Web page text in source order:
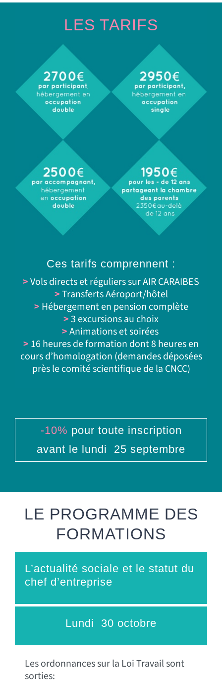
LES TARIFS
Ces tarifs comprennent :
>Vols directs et réguliers sur AIR CARAIBES
>Transferts Aéroport/hôtel
> Hébergement en pension complète
>3 excursions au choix
>Animations et soirées
> 16 heures de formation dont 8 heures en
cours d’homologation (demandes déposées
près le comité scientifique de la CNCC)
-10% pour toute inscription
avant le lundi 25 septembre
LE PROGRAMME DES
FORMATIONS
L’actualité sociale et le statut du
chef d’entreprise
Lundi 30 octobre
Les ordonnances sur la Loi Travail sont
sorties: